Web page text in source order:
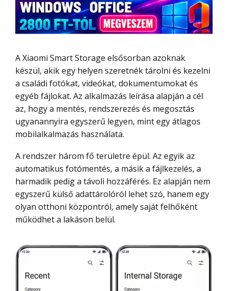
A Xiaomi Smart Storage elsősorban azoknak
készül, akik egy helyen szeretnék tárolni és kezelni
a családi fotókat, videókat, dokumentumokat és
egyéb fájlokat. Az alkalmazás leírása alapján a cél
az, hogy a mentés, rendszerezés és megosztás
ugyanannyira egyszerű legyen, mint egy átlagos
mobilalkalmazás használata.
A rendszer három fő területre épül. Az egyik az
automatikus fotómentés, a másik a fájlkezelés, a
harmadik pedig a távoli hozzáférés. Ez alapján nem
egyszerű külső adattárolóról lehet szó, hanem egy
olyan otthoni központról, amely saját felhőként
működhet a lakáson belül.